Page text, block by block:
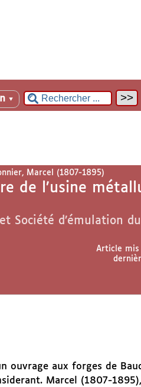
▼
Marcel (1807-1895)
de l’usine
Société d’émulation
Article mis
ouvrage aux forges de
Marcel (1807-